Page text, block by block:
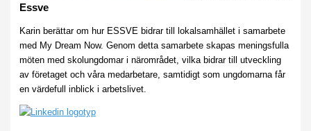
Essve
Karin berättar om hur ESSVE bidrar till lokalsamhället i samarbete
med My Dream Now. Genom detta samarbete skapas meningsfulla
möten med skolungdomar i närområdet, vilka bidrar till utveckling
av företaget och våra medarbetare, samtidigt som ungdomarna får
en värdefull inblick i arbetslivet.